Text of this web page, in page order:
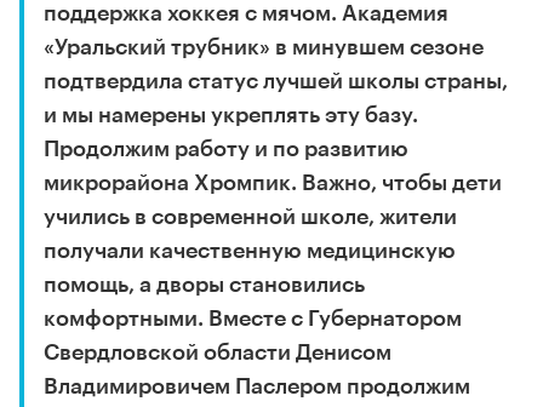
поддержка хоккея с мячом. Академия
«Уральский трубник» в минувшем сезоне
подтвердила статус лучшей школы страны,
и мы намерены укреплять эту базу.
Продолжим работу и по развитию
микрорайона Хромпик. Важно, чтобы дети
учились в современной школе, жители
получали качественную медицинскую
помощь, а дворы становились
комфортными. Вместе с Губернатором
Свердловской области Денисом
Владимировичем Паслером продолжим